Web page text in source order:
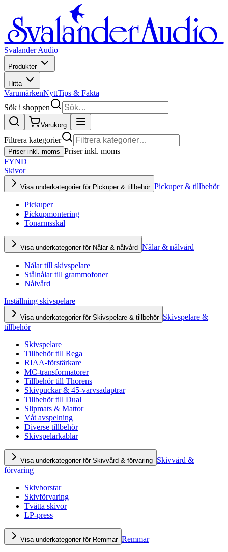
Svalander Audio
Produkter
Hitta
VarumärkenNyttTips & Fakta
Sök i shoppen
Varukorg
Filtrera kategorier
Priser inkl. moms Priser inkl. moms
FYND
Skivor
Visa underkategorier för Pickuper & tillbehör Pickuper & tillbehör
Pickuper
Pickupmontering
Tonarmsskal
Visa underkategorier för Nålar & nålvård Nålar & nålvård
Nålar till skivspelare
Stålnålar till grammofoner
Nålvård
Inställning skivspelare
Visa underkategorier för Skivspelare & tillbehör Skivspelare &
tillbehör
Skivspelare
Tillbehör till Rega
RIAA-förstärkare
MC-transformatorer
Tillbehör till Thorens
Skivpuckar & 45-varvsadaptrar
Tillbehör till Dual
Slipmats & Mattor
Våt avspelning
Diverse tillbehör
Skivspelarkablar
Visa underkategorier för Skivvård & förvaring Skivvård &
förvaring
Skivborstar
Skivförvaring
Tvätta skivor
LP-press
Visa underkategorier för Remmar Remmar